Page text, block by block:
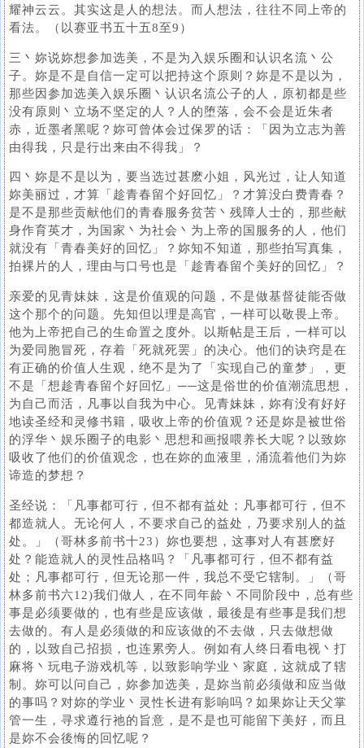
耀神云云。其实这是人的想法。而人想法，往往不同上帝的
看法。（以赛亚书五十五8至9）
三丶妳说妳想参加选美，不是为入娱乐圈和认识名流丶公
子。妳是不是自信一定可以把持这个原则？妳是不是以为，
那些因参加选美入娱乐圈丶认识名流公子的人，原初都是些
没有原则丶立场不坚定的人？人的堕落，会不会是近朱者
赤，近墨者黑呢？妳可曾体会过保罗的话：「因为立志为善
由得我，只是行出来由不得我」？
四丶妳是不是以为，要当选过甚麽小姐，风光过，让人知道
妳美丽过，才算「趁青春留个好回忆」？才算没白费青春？
是不是那些贡献他们的青春服务贫苦丶残障人士的，那些献
身作育英才，为国家丶为社会丶为上帝的国服务的人，他们
就没有「青春美好的回忆」？妳知不知道，那些拍写真集，
拍裸片的人，理由与口号也是「趁青春留个美好的回忆」？
亲爱的见青妹妹，这是价值观的问题，不是做基督徒能否做
这个那个的问题。先知但以理是高官，一样可以敬畏上帝。
他为上帝把自己的生命置之度外。以斯帖是王后，一样可以
为爱同胞冒死，存着「死就死罢」的决心。他们的诀窍是在
有正确的价值人生观，绝不是为了「实现自己的童梦」，更
不是「想趁青春留个好回忆」──这是俗世的价值潮流思想，
为自己而活，凡事以自我为中心。见青妹妹，妳有没有好好
地读圣经和灵修书籍，吸收上帝的价值观？还是妳是被世俗
的浮华丶娱乐圈子的电影丶思想和画报喂养长大呢？以致妳
吸收了他们的价值观念，也在妳的血液里，涌流着他们为妳
谛造的梦想？
圣经说：「凡事都可行，但不都有益处；凡事都可行，但不
都造就人。无论何人，不要求自己的益处，乃要求别人的益
处。」（哥林多前书十23）妳也要想，这事对人有甚麽好
处？能造就人的灵性品格吗？「凡事都可行，但不都有益
处；凡事都可行，但无论那一件，我总不受它辖制。」（哥
林多前书六12)我们做人，在不同年龄丶不同阶段中，总有些
事是必须要做的，也有些是应该做，最後是有些事是我们想
去做的。有人是必须做的和应该做的不去做，只去做想做
的，以致自己招损，也连累旁人。例如有人终日看电视丶打
麻将丶玩电子游戏机等，以致影响学业丶家庭，这就成了辖
制。妳可以问自己，妳参加选美，是妳当前必须做和应当做
的事吗？对妳的学业丶灵性长进有影响吗？如果妳让天父掌
管一生，寻求遵行祂的旨意，是不是也可能留下美好，而且
是妳不会後悔的回忆呢？